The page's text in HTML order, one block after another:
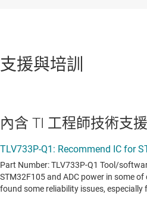
支援與培訓
內含 TI 工程師技術支